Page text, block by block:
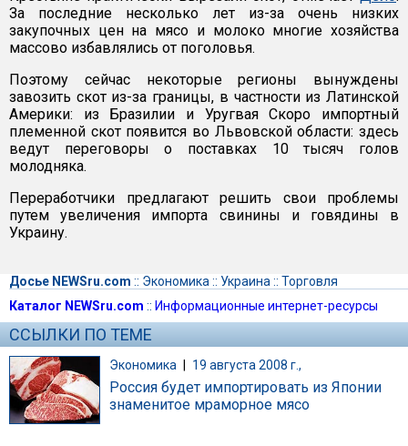
За последние несколько лет из-за очень низких
закупочных цен на мясо и молоко многие хозяйства
массово избавлялись от поголовья.
Поэтому сейчас некоторые регионы вынуждены
завозить скот из-за границы, в частности из Латинской
Америки: из Бразилии и Уругвая Скоро импортный
племенной скот появится во Львовской области: здесь
ведут переговоры о поставках 10 тысяч голов
молодняка.
Переработчики предлагают решить свои проблемы
путем увеличения импорта свинины и говядины в
Украину.
Досье NEWSru.com :: Экономика :: Украина :: Торговля
Каталог NEWSru.com :: Информационные интернет-ресурсы
ССЫЛКИ ПО ТЕМЕ
Экономика | 19 августа 2008 г.,
Россия будет импортировать из Японии
знаменитое мраморное мясо